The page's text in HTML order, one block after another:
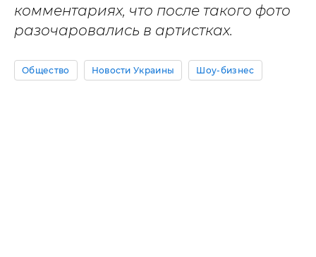
комментариях, что после такого фото
разочаровались в артистках.
Общество Новости Украины Шоу-бизнес